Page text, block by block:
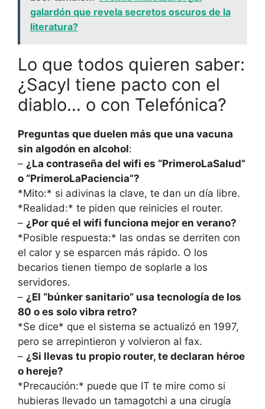
galardón que revela secretos oscuros de la
literatura?
Lo que todos quieren saber:
¿Sacyl tiene pacto con el
diablo… o con Telefónica?
Preguntas que duelen más que una vacuna
sin algodón en alcohol:
– ¿La contraseña del wifi es “PrimeroLaSalud”
o “PrimeroLaPaciencia”?
*Mito:* si adivinas la clave, te dan un día libre.
*Realidad:* te piden que reinicies el router.
– ¿Por qué el wifi funciona mejor en verano?
*Posible respuesta:* las ondas se derriten con
el calor y se esparcen más rápido. O los
becarios tienen tiempo de soplarle a los
servidores.
– ¿El “búnker sanitario” usa tecnología de los
80 o es solo vibra retro?
*Se dice* que el sistema se actualizó en 1997,
pero se arrepintieron y volvieron al fax.
– ¿Si llevas tu propio router, te declaran héroe
o hereje?
*Precaución:* puede que IT te mire como si
hubieras llevado un tamagotchi a una cirugía